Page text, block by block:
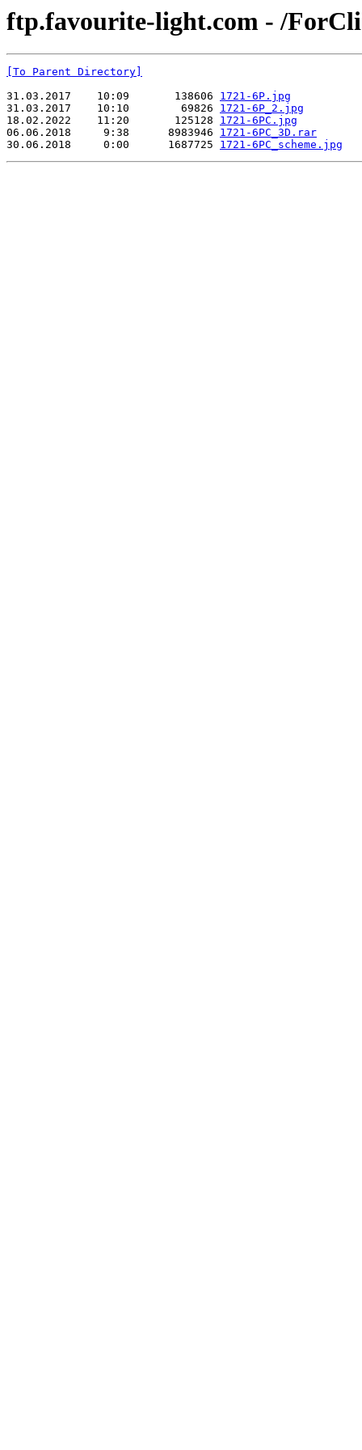
ftp.favourite-light.com - /
[To Parent Directory]
31.03.2017    10:09       138606 1721-6P.jpg
31.03.2017    10:10        69826 1721-6P_2.jpg
18.02.2022    11:20       125128 1721-6PC.jpg
06.06.2018     9:38      8983946 1721-6PC_3D.rar
30.06.2018     0:00      1687725 1721-6PC_scheme.jpg